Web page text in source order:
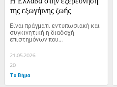
της εξωγήινης ζωής
Είναι πράγματι εντυπωσιακή και
συγκινητική η διαδοχή
επιστημόνων που...
21.05.2026
20
Το Βήμα